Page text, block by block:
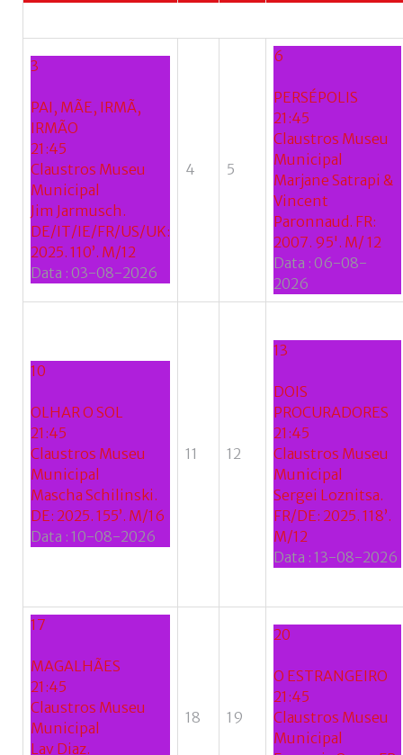
3
PAI, MÃE, IRMÃ,
IRMÃO
21:45
Claustros Museu
Municipal
Jim Jarmusch.
DE/IT/IE/FR/US/UK:
2025. 110’. M/12
Data : 03-08-2026
4 5
6
PERSÉPOLIS
21:45
Claustros Museu
Municipal
Marjane Satrapi &
Vincent
Paronnaud. FR:
2007. 95'. M/ 12
Data : 06-08-
2026
10
OLHAR O SOL
21:45
Claustros Museu
Municipal
Mascha Schilinski.
DE: 2025. 155’. M/16
Data : 10-08-2026
11 12
13
DOIS
PROCURADORES
21:45
Claustros Museu
Municipal
Sergei Loznitsa.
FR/DE: 2025. 118’.
M/12
Data : 13-08-2026
17
MAGALHÃES
21:45
Claustros Museu
Municipal
Lav Diaz.
18 19
20
O ESTRANGEIRO
21:45
Claustros Museu
Municipal